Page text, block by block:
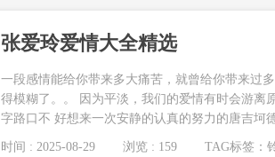
张爱玲爱情大全精选
一段感情能给你带来多大痛苦，就曾给你带来
得模糊了。。 因为平淡，我们的爱情有时会游离
字路口不 好想来一次安静的认真的努力的唐吉
时间 : 2025-08-29 浏览 : 159 TAG标签：